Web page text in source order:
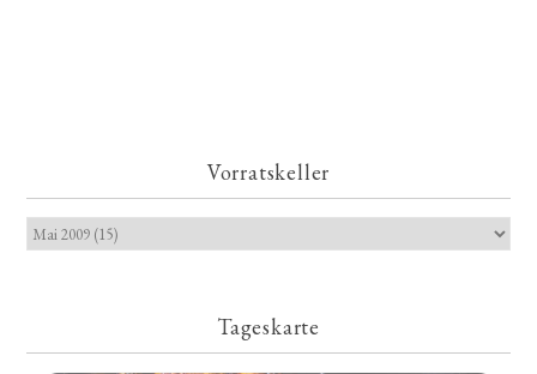
Vorratskeller
Tageskarte